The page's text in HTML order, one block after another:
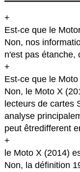
+
Est-ce que le
Non, nos
n'est pas étanche,
+
Est-ce que le
Non, le Moto X
lecteurs de cartes
analyse
peut êtredifferent
+
le Moto X (2014)
Non, la définition